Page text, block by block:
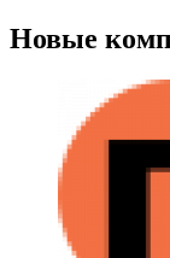
Новые